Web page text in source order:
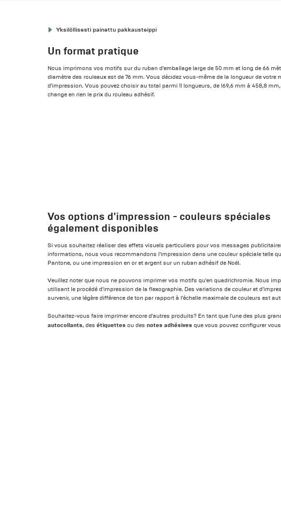
Yksilöllisesti painettu pakkausteippi
Un format pratique
Nous imprimons vos motifs sur du ruban d'emballage large de 50 mm et long de 66
diamètre des rouleaux est de 76 mm. Vous décidez vous-même de la longueur de votre
d'impression. Vous pouvez choisir au total parmi 11 longueurs, de 169,6 mm à 458,8
change en rien le prix du rouleau adhésif.
Vos options d'impression - couleurs spéciales
également disponibles
Si vous souhaitez réaliser des effets visuels particuliers pour vos messages
informations, nous vous recommandons l'impression dans une couleur spéciale telle
Pantone, ou une impression en or et argent sur un ruban adhésif de Noël.
Veuillez noter que nous ne pouvons imprimer vos motifs qu'en quadrichromie. Nous
utilisant le procédé d'impression de la flexographie. Des variations de couleur et
survenir, une légère différence de ton par rapport à l'échelle maximale de couleurs est
Souhaitez-vous faire imprimer encore d'autres produits? En tant que l'une des plus
autocollants, desétiquettes ou des notes adhésives que vous pouvez configurer